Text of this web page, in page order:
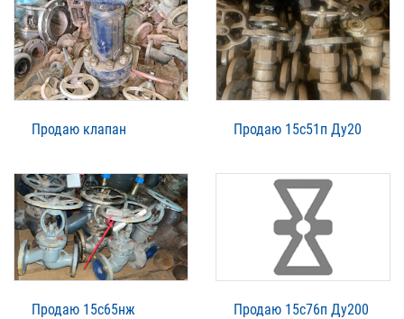
Продаю клапан Продаю 15с51п Ду20
Продаю 15с65нж
Продаю 15с76п Ду200